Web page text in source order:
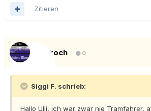
Zitieren
ullikoch 0
Siggi F. schrieb:
Hallo Ulli, ich war zwar nie Tramfahrer,